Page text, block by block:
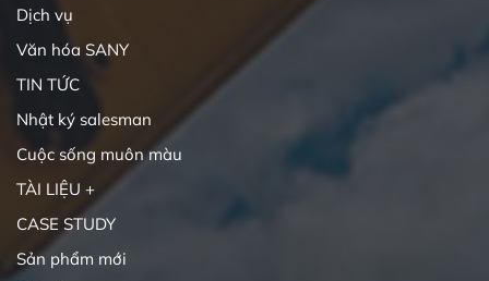
Dịch vụ
Văn hóa SANY
TIN TỨC
Nhật ký salesman
Cuộc sống muôn màu
TÀI LIỆU +
CASE STUDY
Sản phẩm mới